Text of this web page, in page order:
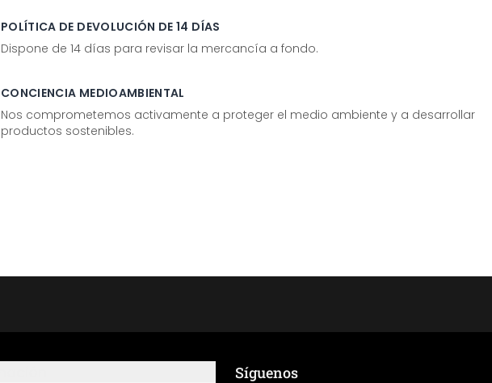
POLÍTICA DE DEVOLUCIÓN DE 14 DÍAS
Dispone de 14 días para revisar la mercancía a fondo.
CONCIENCIA MEDIOAMBIENTAL
Nos comprometemos activamente a proteger el medio ambiente y a desarrollar
productos sostenibles.
Síguenos